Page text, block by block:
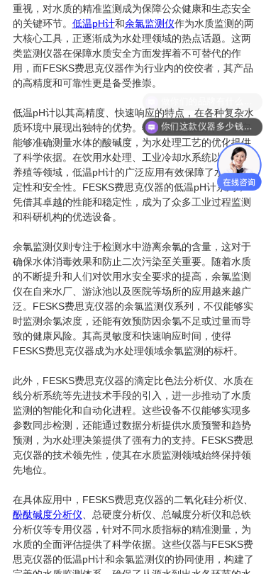
重视，对水质的精准监测成为保障公众健康和生态安全
的关键环节。 低温pH计和余氯监测仪作为水质监测的两
大核心工具，正逐渐成为水处理领域的热点话题。这两
类监测仪器在保障水质安全方面发挥着不可替代的作
用，而FESKS费思克仪器作为行业内的佼佼者，其产品
的高精度和可靠性更是备受推崇。
低温pH计以其高精度、快速响应的特点，在各种复杂水
质环境中展现出独特的优势。特别是在低温条件下，它
能够准确测量水体的酸碱度，为水处理工艺的优化提供
了科学依据。在饮用水处理、工业冷却水系统以及水产
养殖等领域，低温pH计的广泛应用有效保障了水质的稳
定性和安全性。FESKS费思克仪器的低温pH计系列，
凭借其卓越的性能和稳定性，成为了众多工业过程监测
和科研机构的优选设备。
余氯监测仪则专注于检测水中游离余氯的含量，这对于
确保水体消毒效果和防止二次污染至关重要。随着水质
的不断提升和人们对饮用水安全要求的提高，余氯监测
仪在自来水厂、游泳池以及医院等场所的应用越来越广
泛。FESKS费思克仪器的余氯监测仪系列，不仅能够实
时监测余氯浓度，还能有效预防因余氯不足或过量而导
致的健康风险。其高灵敏度和快速响应时间，使得
FESKS费思克仪器成为水处理领域余氯监测的标杆。
此外，FESKS费思克仪器的滴定比色法分析仪、水质在
线分析系统等先进技术手段的引入，进一步推动了水质
监测的智能化和自动化进程。这些设备不仅能够实现多
参数同步检测，还能通过数据分析提供水质预警和趋势
预测，为水处理决策提供了强有力的支持。FESKS费思
克仪器的技术领先性，使其在水质监测领域始终保持领
先地位。
在具体应用中，FESKS费思克仪器的二氧化硅分析仪、
酚酞碱度分析仪 、总硬度分析仪、总碱度分析仪和总铁
分析仪等专用仪器，针对不同水质指标的精准测量，为
水质的全面评估提供了科学依据。这些仪器与FESKS费
思克仪器的低温pH计和余氯监测仪的协同使用，构建了
你们这款仪器多少钱？能给我报价吗？